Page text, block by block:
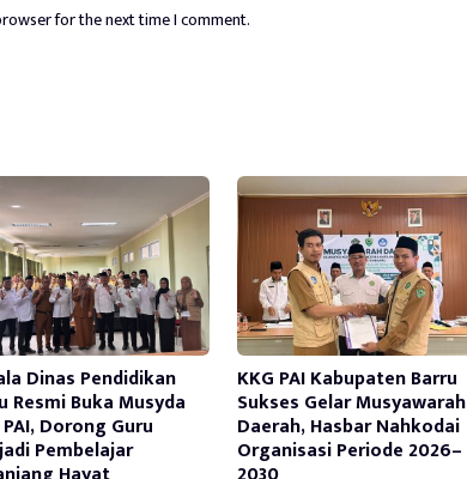
for the next time I comment.
Dinas Pendidikan
Resmi Buka Musyda
PAI, Dorong Guru
Pembelajar
KKG PAI Kabupaten Barru
Sukses Gelar Musyawarah
Daerah, Hasbar Nahkodai
Organisasi Periode 2026–